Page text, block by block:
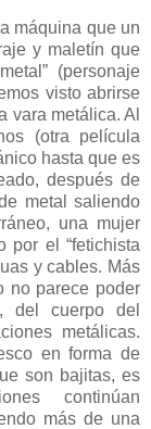
máquina que un
y maletín que
(personaje
visto abrirse
vara metálica. Al
(otra película
hasta que es
después de
metal saliendo
una mujer
por el “fetichista
y cables. Más
no parece poder
del cuerpo del
metálicas.
en forma de
son bajitas, es
continúan
más de una